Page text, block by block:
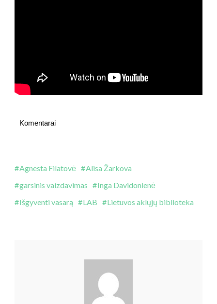
Komentarai
Agnesta Filatovė
Alisa Žarkova
garsinis vaizdavimas
Inga Davidonienė
Išgyventi vasarą
LAB Lietuvos aklųjų biblioteka